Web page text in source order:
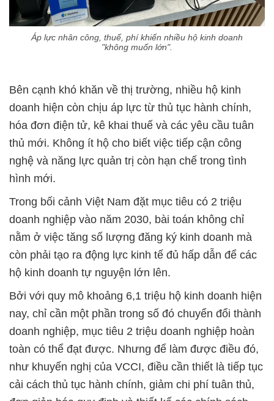
Áp lực nhân công, thuế, phí khiến nhiều hộ kinh doanh
"không muốn lớn".
Bên cạnh khó khăn về thị trường, nhiều hộ kinh
doanh hiện còn chịu áp lực từ thủ tục hành chính,
hóa đơn điện tử, kê khai thuế và các yêu cầu tuân
thủ mới. Không ít hộ cho biết việc tiếp cận công
nghệ và năng lực quản trị còn hạn chế trong tình
hình mới.
Trong bối cảnh Việt Nam đặt mục tiêu có 2 triệu
doanh nghiệp vào năm 2030, bài toán không chỉ
nằm ở việc tăng số lượng đăng ký kinh doanh mà
còn phải tạo ra động lực kinh tế đủ hấp dẫn để các
hộ kinh doanh tự nguyện lớn lên.
Bởi với quy mô khoảng 6,1 triệu hộ kinh doanh hiện
nay, chỉ cần một phần trong số đó chuyển đổi thành
doanh nghiệp, mục tiêu 2 triệu doanh nghiệp hoàn
toàn có thể đạt được. Nhưng để làm được điều đó,
như khuyến nghị của VCCI, điều cần thiết là tiếp tục
cải cách thủ tục hành chính, giảm chi phí tuân thủ,